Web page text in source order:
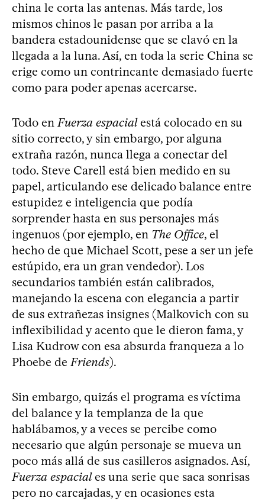
china le corta las antenas. Más tarde, los
mismos chinos le pasan por arriba a la
bandera estadounidense que se clavó en la
llegada a la luna. Así, en toda la serie China se
erige como un contrincante demasiado fuerte
como para poder apenas acercarse.
Todo enFuerza espacialestá colocado en su
sitio correcto, y sin embargo, por alguna
extraña razón, nunca llega a conectar del
todo. Steve Carell está bien medido en su
papel, articulando ese delicado balance entre
estupidez e inteligencia que podía
sorprender hasta en sus personajes más
ingenuos (por ejemplo, en The Office, el
hecho de que Michael Scott, pese a ser un jefe
estúpido, era un gran vendedor). Los
secundarios también están calibrados,
manejando la escena con elegancia a partir
de sus extrañezas insignes (Malkovich con su
inflexibilidad y acento que le dieron fama, y
Lisa Kudrow con esa absurda franqueza a lo
Phoebe deFriends).
Sin embargo, quizás el programa es víctima
del balance y la templanza de la que
hablábamos, y a veces se percibe como
necesario que algún personaje se mueva un
poco más allá de sus casilleros asignados. Así,
Fuerza espaciales una serie que saca sonrisas
pero no carcajadas, y en ocasiones esta